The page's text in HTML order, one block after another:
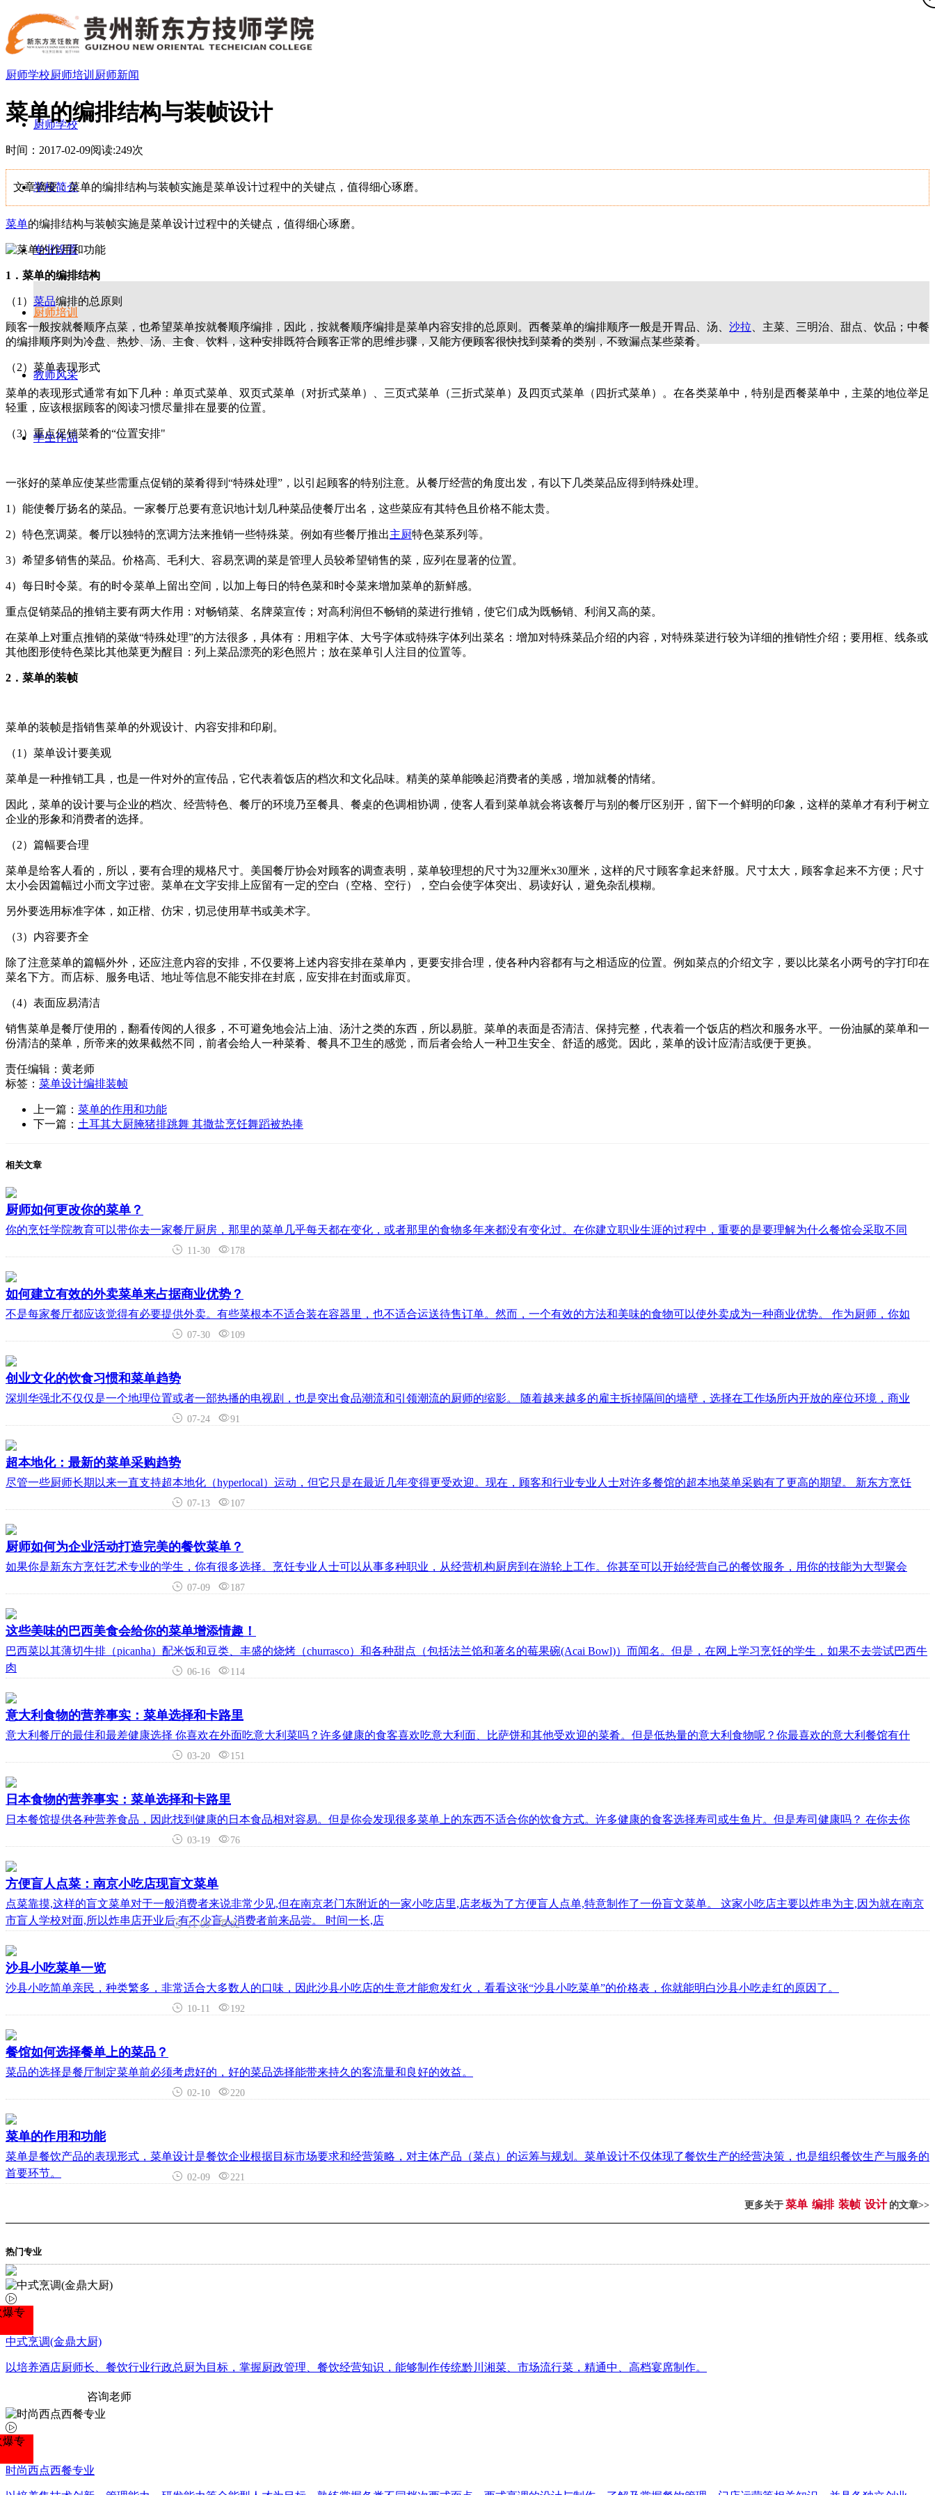
厨师学校
学校简介
专业设置
厨师培训
教师风采
学生作品
厨师学校厨师培训 厨师新闻
菜单的编排结构与装帧设计
时间：2017-02-09阅读:249次
文章摘要：菜单的编排结构与装帧实施是菜单设计过程中的关键点，值得细心琢磨。
菜单的编排结构与装帧实施是菜单设计过程中的关键点，值得细心琢磨。
1．菜单的编排结构
（1） 菜品编排的总原则
顾客一般按就餐顺序点菜，也希望菜单按就餐顺序编排，因此，按就餐顺序编排是菜单内容安排的总原则。西餐菜单的编排顺序一般是开胃品、汤、 沙拉 、主菜、三明治、甜点、饮品；中餐
的编排顺序则为冷盘、热炒、汤、主食、饮料，这种安排既符合顾客正常的思维步骤，又能方便顾客很快找到菜肴的类别，不致漏点某些菜肴。
（2）菜单表现形式
菜单的表现形式通常有如下几种：单页式菜单、双页式菜单（对折式菜单）、三页式菜单（三折式菜单）及四页式菜单（四折式菜单）。在各类菜单中，特别是西餐菜单中，主菜的地位举足
轻重，应该根据顾客的阅读习惯尽量排在显要的位置。
（3）重点促销菜肴的“位置安排"
一张好的菜单应使某些需重点促销的菜肴得到“特殊处理”，以引起顾客的特别注意。从餐厅经营的角度出发，有以下几类菜品应得到特殊处理。
1）能使餐厅扬名的菜品。一家餐厅总要有意识地计划几种菜品使餐厅出名，这些菜应有其特色且价格不能太贵。
2）特色烹调菜。餐厅以独特的烹调方法来推销一些特殊菜。例如有些餐厅推出主厨特色菜系列等。
3）希望多销售的菜品。价格高、毛利大、容易烹调的菜是管理人员较希望销售的菜，应列在显著的位置。
4）每日时令菜。有的时令菜单上留出空间，以加上每日的特色菜和时令菜来增加菜单的新鲜感。
重点促销菜品的推销主要有两大作用：对畅销菜、名牌菜宣传；对高利润但不畅销的菜进行推销，使它们成为既畅销、利润又高的菜。
在菜单上对重点推销的菜做“特殊处理”的方法很多，具体有：用粗字体、大号字体或特殊字体列出菜名：增加对特殊菜品介绍的内容，对特殊菜进行较为详细的推销性介绍；要用框、线条或
其他图形使特色菜比其他菜更为醒目：列上菜品漂亮的彩色照片；放在菜单引人注目的位置等。
2．菜单的装帧
菜单的装帧是指销售菜单的外观设计、内容安排和印刷。
（1）菜单设计要美观
菜单是一种推销工具，也是一件对外的宣传品，它代表着饭店的档次和文化品味。精美的菜单能唤起消费者的美感，增加就餐的情绪。
因此，菜单的设计要与企业的档次、经营特色、餐厅的环境乃至餐具、餐桌的色调相协调，使客人看到菜单就会将该餐厅与别的餐厅区别开，留下一个鲜明的印象，这样的菜单才有利于树立
企业的形象和消费者的选择。
（2）篇幅要合理
菜单是给客人看的，所以，要有合理的规格尺寸。美国餐厅协会对顾客的调查表明，菜单较理想的尺寸为32厘米x30厘米，这样的尺寸顾客拿起来舒服。尺寸太大，顾客拿起来不方便；尺寸
太小会因篇幅过小而文字过密。菜单在文字安排上应留有一定的空白（空格、空行），空白会使字体突出、易读好认，避免杂乱模糊。
另外要选用标准字体，如正楷、仿宋，切忌使用草书或美术字。
（3）内容要齐全
除了注意菜单的篇幅外外，还应注意内容的安排，不仅要将上述内容安排在菜单内，更要安排合理，使各种内容都有与之相适应的位置。例如菜点的介绍文字，要以比菜名小两号的字打印在
菜名下方。而店标、服务电话、地址等信息不能安排在封底，应安排在封面或扉页。
（4）表面应易清洁
销售菜单是餐厅使用的，翻看传阅的人很多，不可避免地会沾上油、汤汁之类的东西，所以易脏。菜单的表面是否清洁、保持完整，代表着一个饭店的档次和服务水平。一份油腻的菜单和一
份清洁的菜单，所帝来的效果截然不同，前者会给人一种菜肴、餐具不卫生的感觉，而后者会给人一种卫生安全、舒适的感觉。因此，菜单的设计应清洁或便于更换。
责任编辑： 黄老师
标签： 菜单设计编排装帧
上一篇： 菜单的作用和功能
下一篇： 土耳其大厨腌猪排跳舞 其撒盐烹饪舞蹈被热捧
相关文章
厨师如何更改你的菜单？
你的烹饪学院教育可以带你去一家餐厅厨房，那里的菜单几乎每天都在变化，或者那里的食物多年来都没有变化过。在你建立职业生涯的过程中，重要的是要理解为什么餐馆会采取不同
11-30 178
如何建立有效的外卖菜单来占据商业优势？
不是每家餐厅都应该觉得有必要提供外卖。有些菜根本不适合装在容器里，也不适合运送待售订单。然而，一个有效的方法和美味的食物可以使外卖成为一种商业优势。 作为厨师，你如
07-30 109
创业文化的饮食习惯和菜单趋势
深圳华强北不仅仅是一个地理位置或者一部热播的电视剧，也是突出食品潮流和引领潮流的厨师的缩影。 随着越来越多的雇主拆掉隔间的墙壁，选择在工作场所内开放的座位环境，商业
07-24 91
超本地化：最新的菜单采购趋势
尽管一些厨师长期以来一直支持超本地化（hyperlocal）运动，但它只是在最近几年变得更受欢迎。现在，顾客和行业专业人士对许多餐馆的超本地菜单采购有了更高的期望。 新东方烹饪
07-13 107
厨师如何为企业活动打造完美的餐饮菜单？
如果你是新东方烹饪艺术专业的学生，你有很多选择。烹饪专业人士可以从事多种职业，从经营机构厨房到在游轮上工作。你甚至可以开始经营自己的餐饮服务，用你的技能为大型聚会
07-09 187
这些美味的巴西美食会给你的菜单增添情趣！
巴西菜以其薄切牛排（picanha）配米饭和豆类、丰盛的烧烤（churrasco）和各种甜点（包括法兰馅和著名的莓果碗(Acai Bowl)）而闻名。但是，在网上学习烹饪的学生，如果不去尝试巴西牛
肉
06-16 114
意大利食物的营养事实：菜单选择和卡路里
意大利餐厅的最佳和最差健康选择 你喜欢在外面吃意大利菜吗？许多健康的食客喜欢吃意大利面、比萨饼和其他受欢迎的菜肴。但是低热量的意大利食物呢？你最喜欢的意大利餐馆有什
03-20 151
日本食物的营养事实：菜单选择和卡路里
日本餐馆提供各种营养食品，因此找到健康的日本食品相对容易。但是你会发现很多菜单上的东西不适合你的饮食方式。许多健康的食客选择寿司或生鱼片。但是寿司健康吗？ 在你去你
03-19 76
方便盲人点菜：南京小吃店现盲文菜单
点菜靠摸,这样的盲文菜单对于一般消费者来说非常少见,但在南京老门东附近的一家小吃店里,店老板为了方便盲人点单,特意制作了一份盲文菜单。 这家小吃店主要以炸串为主,因为就在南京
市盲人学校对面,所以炸串店开业后,有不少盲人消费者前来品尝。 时间一长,店
11-09 82
沙县小吃菜单一览
沙县小吃简单亲民，种类繁多，非常适合大多数人的口味，因此沙县小吃店的生意才能愈发红火，看看这张“沙县小吃菜单”的价格表，你就能明白沙县小吃走红的原因了。
10-11 192
餐馆如何选择餐单上的菜品？
菜品的选择是餐厅制定菜单前必须考虑好的，好的菜品选择能带来持久的客流量和良好的效益。
02-10 220
菜单的作用和功能
菜单是餐饮产品的表现形式，菜单设计是餐饮企业根据目标市场要求和经营策略，对主体产品（菜点）的运筹与规划。菜单设计不仅体现了餐饮生产的经营决策，也是组织餐饮生产与服务的
首要环节。
02-09 221
更多关于 菜单 编排 装帧 设计 的文章>>
热门专业
爆专
中式烹调(金鼎大厨)
以培养酒店厨师长、餐饮行业行政总厨为目标，掌握厨政管理、餐饮经营知识，能够制作传统黔川湘菜、市场流行菜，精通中、高档宴席制作。
咨询老师
爆专
时尚西点西餐专业